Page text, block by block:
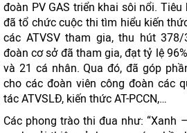
đoàn PV GAS triển khai sôi nổi. Tiêu
đã tổ chức cuộc thi tìm hiểu kiến
các ATVSV tham gia, thu hút
đoàn cơ sở đã tham gia, đạt tỷ lệ
và 21 cá nhân. Qua đó, đã góp
cho các đoàn viên công đoàn các
tác ATVSLĐ, kiến thức AT-PCCN,…
Các phong trào thi đua như: “Xanh